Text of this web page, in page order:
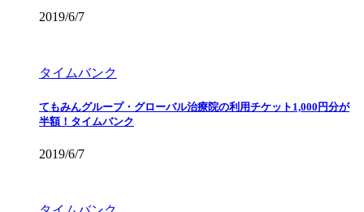
2019/6/7
タイムバンク
てもみんグループ・グローバル治療院の利用チケット1,000円分が
半額！タイムバンク
2019/6/7